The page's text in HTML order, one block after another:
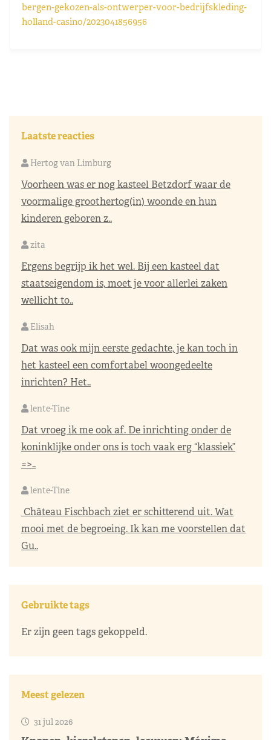
bergen-gekozen-als-ontwerper-voor-bedrijfskleding-
holland-casino/2023041856956
Laatste reacties
Hertog van Limburg
Voorheen was er nog kasteel Betzdorf waar de
voormalige groothertog(in) woonde en hun
kinderen geboren z..
zita
Ergens begrijp ik het wel. Bij een kasteel dat
staatseigendom is, moet je voor allerlei zaken
wellicht to..
Elisah
Dat was ook mijn eerste gedachte, je kan toch in
het kasteel een comfortabel woongedeelte
inrichten? Het..
lente-Tine
Dat vroeg ik me ook af. De inrichting onder de
koninklijke onder ons is toch vaak erg “klassiek”
=>..
lente-Tine
Château Fischbach ziet er schitterend uit. Wat
mooi met de begroeing. Ik kan me voorstellen dat
Gu..
Gebruikte tags
Er zijn geen tags gekoppeld.
Meest gelezen
31 jul 2026